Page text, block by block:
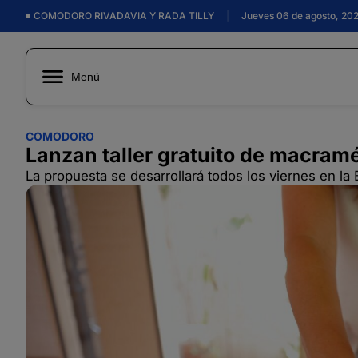
COMODORO RIVADAVIA Y RADA TILLY Jueves 06 de agosto,
Menú
COMODORO
Lanzan taller gratuito de
La propuesta se desarrollará todos los viernes en